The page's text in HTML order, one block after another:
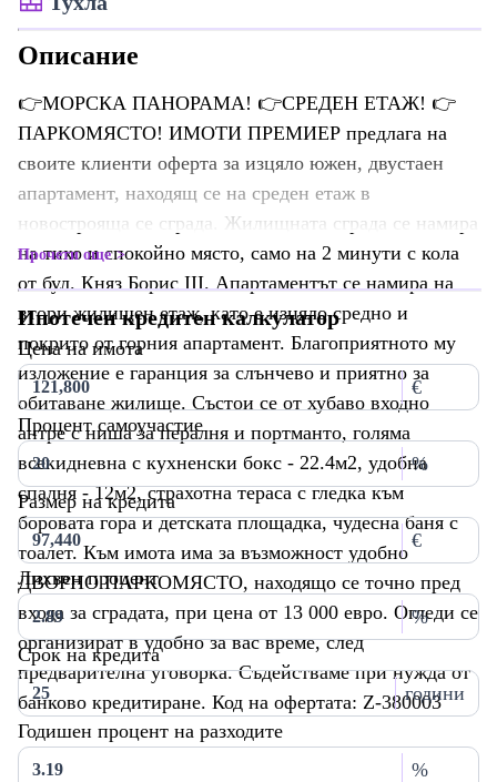
Описание
👉МОРСКА ПАНОРАМА! 👉СРЕДЕН ЕТАЖ! 👉
ПАРКОМЯСТО! ИМОТИ ПРЕМИЕР предлага на
своите клиенти оферта за изцяло южен, двустаен
апартамент, находящ се на среден етаж в
новострояща се сграда. Жилищната сграда се намира
на тихо и спокойно място, само на 2 минути с кола
от бул. Княз Борис III. Апартаментът се намира на
втори жилищен етаж, като е изцяло средно и
покрито от горния апартамент. Благоприятното му
изложение е гаранция за слънчево и приятно за
обитаване жилище. Състои се от хубаво входно
антре с ниша за пералня и портманто, голяма
всекидневна с кухненски бокс - 22.4м2, удобна
спалня - 12м2, страхотна тераса с гледка към
боровата гора и детската площадка, чудесна баня с
тоалет. Към имота има за възможност удобно
ДВОРНО ПАРКОМЯСТО, находящо се точно пред
входа за сградата, при цена от 13 000 евро. Огледи се
организират в удобно за вас време, след
предварителна уговорка. Съдействаме при нужда от
банково кредитиране. Код на офертата: Z-380003
Прочети още
Ипотечен кредитен калкулатор
Цена на имота
€
Процент самоучастие
%
Размер на кредита
€
Лихвен процент
%
Срок на кредита
години
Годишен процент на разходите
%